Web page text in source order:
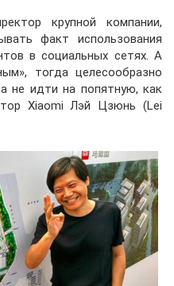
крупной компании,
факт использования
в социальных сетях. А
тогда целесообразно
не идти на попятную, как
Xiaomi Лэй Цзюнь (Lei